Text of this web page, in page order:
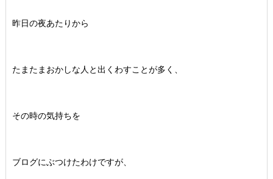
昨日の夜あたりから
たまたまおかしな人と出くわすことが多く、
その時の気持ちを
ブログにぶつけたわけですが、